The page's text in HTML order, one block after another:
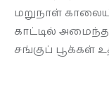
மறுநாள்
காட்டில்
சங்குப் பூக்கள்